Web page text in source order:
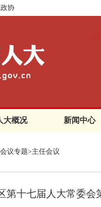
政协
大概况 新闻中心
议专题>主任会议
第十七届人大常委会